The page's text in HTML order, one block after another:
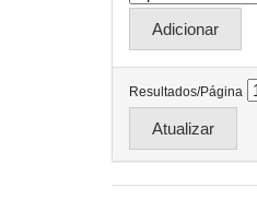
Resultados/Página